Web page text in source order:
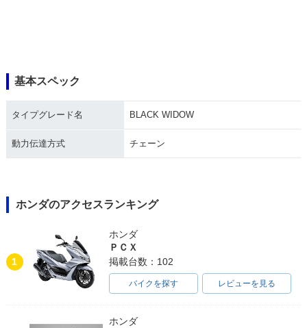
基本スペック
タイプグレード名 BLACK WIDOW
動力伝達方式 チェーン
ホンダのアクセスランキング
1
ホンダ
ＰＣＸ
掲載台数：102
バイクを探す レビューを見る
ホンダ